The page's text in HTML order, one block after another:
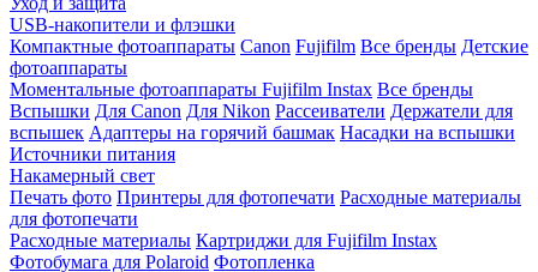
USB-накопители и флэшки
Компактные фотоаппараты Canon Fujifilm Все бренды Детские
фотоаппараты
Моментальные фотоаппараты Fujifilm Instax Все бренды
Вспышки Для Canon Для Nikon Рассеиватели Держатели для
вспышек Адаптеры на горячий башмак Насадки на вспышки
Источники питания
Накамерный свет
Печать фото Принтеры для фотопечати Расходные материалы
для фотопечати
Расходные материалы Картриджи для Fujifilm Instax
Фотобумага для Polaroid Фотопленка